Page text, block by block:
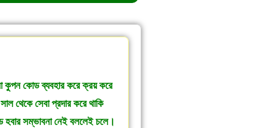
কুপন কোড ব্যবহার করে ক্রয় করে
থেকে সেবা প্রদার করে থাকি
হবার সম্ভাবনা নেই বললেই চলে।